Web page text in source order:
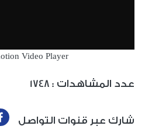
Video Player
1748 : عدد المشاهدات
شارك عبر قنوات التواصل